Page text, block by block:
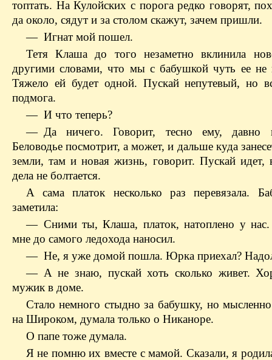
топтать. На Кулойских с порога редко говорят,
да около, сядут и за столом скажут, зачем пришли.
— Игнат мой пошел.
Тетя Клаша до того незаметно вклинила
другими словами, что мы с бабушкой чуть ее не
Тяжело ей будет одной. Пускай непутевый, но
подмога.
— И что теперь?
— Да ничего. Говорит, тесно ему, давно
Беловодье посмотрит, а может, и дальше куда
земли, там и новая жизнь, говорит. Пускай идет,
дела не болтается.
А сама платок несколько раз перевязала.
заметила:
— Сними ты, Клаша, платок, натоплено у
мне до самого ледохода наносил.
— Не, я уже домой пошла. Юрка приехал?
— А не знаю, пускай хоть сколько живет.
мужик в доме.
Стало немного стыдно за бабушку, но
на Широком, думала только о Никаноре.
О папе тоже думала.
Я не помню их вместе с мамой. Сказали, я